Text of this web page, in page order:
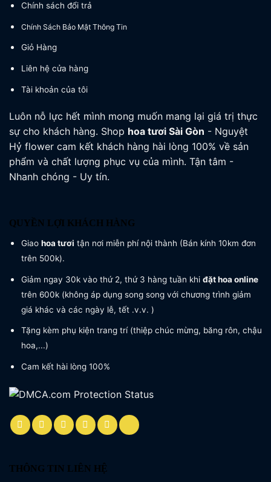
Chính sách đổi trả
Chính Sách Bảo Mật Thông Tin
Giỏ Hàng
Liên hệ cửa hàng
Tài khoản của tôi
Luôn nỗ lực hết mình mong muốn mang lại giá trị thực
sự cho khách hàng. Shop hoa tươi Sài Gòn - Nguyệt
Hỷ flower cam kết khách hàng hài lòng 100% về sản
phẩm và chất lượng phục vụ của mình. Tận tâm -
Nhanh chóng - Uy tín.
QUYỀN LỢI KHÁCH HÀNG
Giao hoa tươi tận nơi miễn phí nội thành (Bán kính 10km đơn
trên 500k).
Giảm ngay 30k vào thứ 2, thứ 3 hàng tuần khi đặt hoa online
trên 600k (không áp dụng song song với chương trình giảm
giá khác và các ngày lễ, tết .v.v. )
Tặng kèm phụ kiện trang trí (thiệp chúc mừng, băng rôn, chậu
hoa,...)
Cam kết hài lòng 100%
THÔNG TIN LIÊN HỆ